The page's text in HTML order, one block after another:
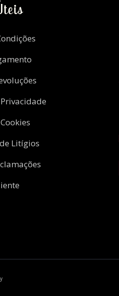
Litígios